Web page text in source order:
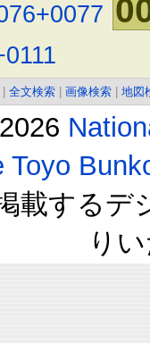
全文検索 画像検索 地図
Toyo
載するデ
り